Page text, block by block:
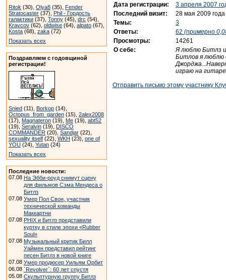
Ritok (30), Olya8 (35), Fender
Stratocaster (37), Phil - Гордость
галактики (37), Tonny (45), drc (54),
Kravcov (62), oldwise (64), alpato (67),
Kosta (68), zaka (72)
Показать всех
Поздравляем с годовщиной
регистрации!
Snied (11), Borkop (14),
Octopus_from_garden (15), 2alex2008
(17), Magnateron (19), Me (19), abt52
(19), Seralvin (19), DISCO
COMMANDER (20), Sandjar (22),
sexuality itself (22), WKH (23), one of
YOU (24), Yutan (24)
Показать всех
Последние новости:
07.08 На Эбби-роуд снимут сцену
для фильмов Сэма Мендеса о
Битлз
07.08 Умер Пол Свон, участник
технической команды
Маккартни
07.08 PHIX и Битлз представили
куртку в стиле эпохи «Rubber
Soul»
07.08 Музыкальный критик Билл
Уаймен представил рейтинг
песен Битлз в новой книге
07.08 Умер продюсер Уильям Орбит
06.08 `Revolver`: 60 лет спустя
05.08 Скульптурную группу Битлз
Дата регистрации:
3 апреля 2007
Последний визит:
28 мая 2009 года
Темы:
3
Ответы:
62 (примерно
Просмотры:
14261
О себе:
Я люблю Битлз
Битлов я люблю
играю на
Отправить письмо этому участнику